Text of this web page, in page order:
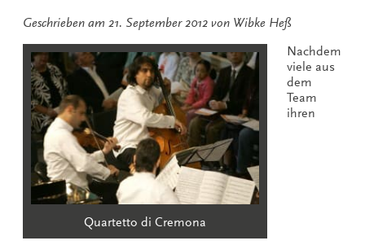
Geschrieben am 21. September 2012 von Wibke Heß
Quartetto di Cremona
Nachdem
viele aus
dem
Team
ihren